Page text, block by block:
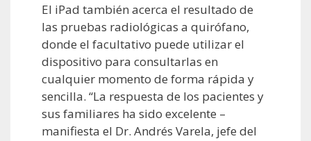
El iPad también acerca el resultado de
las pruebas radiológicas a quirófano,
donde el facultativo puede utilizar el
dispositivo para consultarlas en
cualquier momento de forma rápida y
sencilla. “La respuesta de los pacientes y
sus familiares ha sido excelente –
manifiesta el Dr. Andrés Varela, jefe del